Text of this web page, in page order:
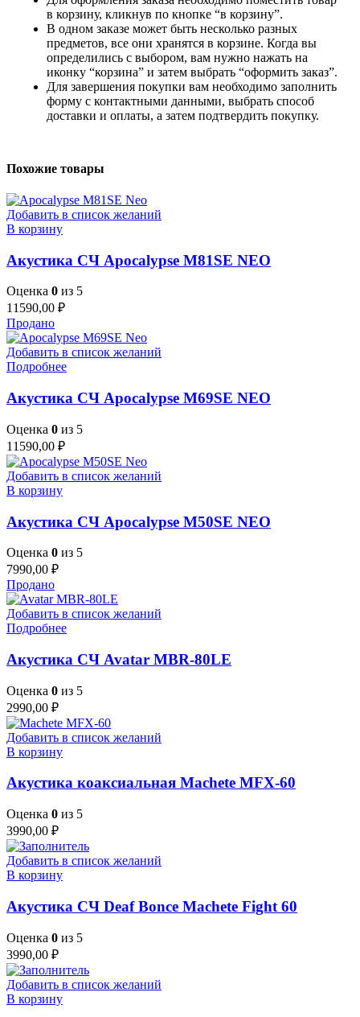
в корзину, кликнув по кнопке “в корзину”.
В одном заказе может быть несколько разных
предметов, все они хранятся в корзине. Когда вы
определились с выбором, вам нужно нажать на
иконку “корзина” и затем выбрать “оформить заказ”.
Для завершения покупки вам необходимо заполнить
форму с контактными данными, выбрать способ
доставки и оплаты, а затем подтвердить покупку.
Похожие товары
Добавить в список желаний
В корзину
Акустика СЧ Apocalypse M81SE NEO
Оценка 0 из 5
11590,00 ₽
Продано
Добавить в список желаний
Подробнее
Акустика СЧ Apocalypse M69SE NEO
Оценка 0 из 5
11590,00 ₽
Добавить в список желаний
В корзину
Акустика СЧ Apocalypse M50SE NEO
Оценка 0 из 5
7990,00 ₽
Продано
Добавить в список желаний
Подробнее
Акустика СЧ Avatar MBR-80LE
Оценка 0 из 5
2990,00 ₽
Добавить в список желаний
В корзину
Акустика коаксиальная Machete MFX-60
Оценка 0 из 5
3990,00 ₽
Добавить в список желаний
В корзину
Акустика СЧ Deaf Bonce Machete Fight 60
Оценка 0 из 5
3990,00 ₽
Добавить в список желаний
В корзину